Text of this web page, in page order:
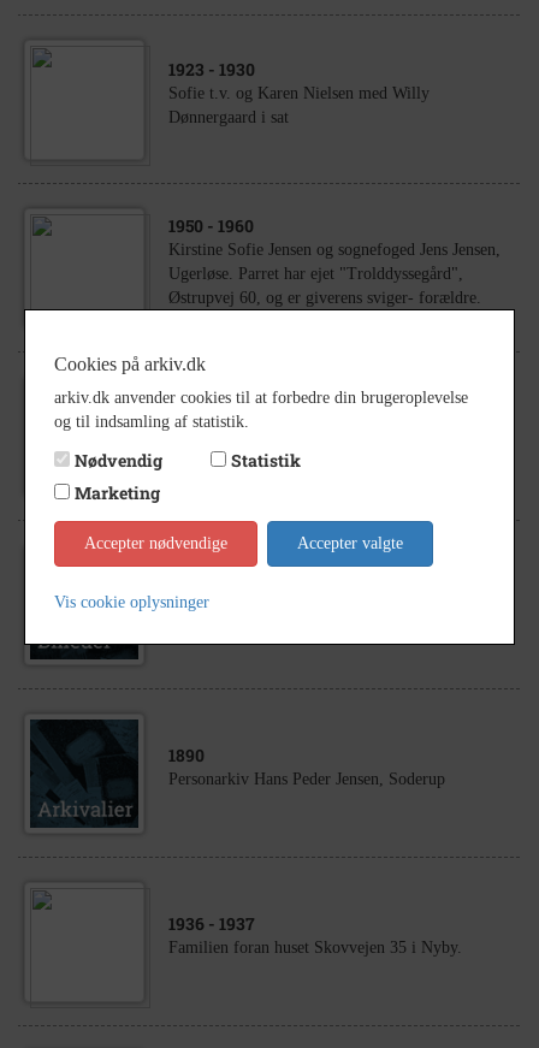
1923 - 1930
Sofie t.v. og Karen Nielsen med Willy
Dønnergaard i sat
1950 - 1960
Kirstine Sofie Jensen og sognefoged Jens Jensen,
Ugerløse. Parret har ejet "Trolddyssegård",
Østrupvej 60, og er giverens sviger- forældre.
1910- 1920
1960
Valdemar Jensen konfirmation på
1890
Personarkiv Hans Peder Jensen, Soderup
1936 - 1937
Familien foran huset Skovvejen 35 i Nyby.
Cookies på arkiv.dk
arkiv.dk anvender cookies til at forbedre din brugeroplevelse
og til indsamling af statistik.
Nødvendig
Statistik
Marketing
Accepter nødvendige Accepter valgte
Vis cookie oplysninger